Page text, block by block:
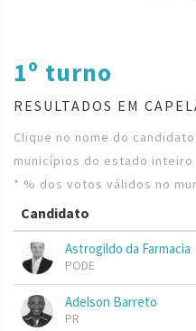
1º turno
RESULTADOS EM
Clique no nome do
municípios do estado inteiro
* % dos votos válidos no
Candidato
Astrogildo da Farmacia
PODE
Adelson Barreto
PR